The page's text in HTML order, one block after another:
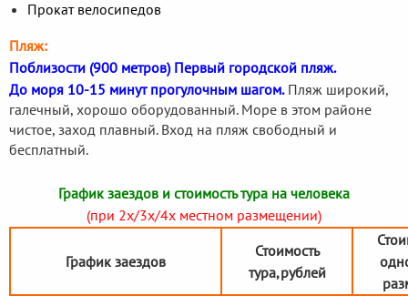
Прокат велосипедов
Пляж:
Поблизости (900 метров) Первый городской пляж.
До моря 10-15 минут прогулочным шагом.Пляж широкий,
галечный, хорошо оборудованный. Море в этом районе
чистое, заход плавный. Вход на пляж свободный и
бесплатный.
График заездов и стоимость тура на человека
(при 2х/3х/4х местном размещении)
График заездов
Стоимость
тура,рублей